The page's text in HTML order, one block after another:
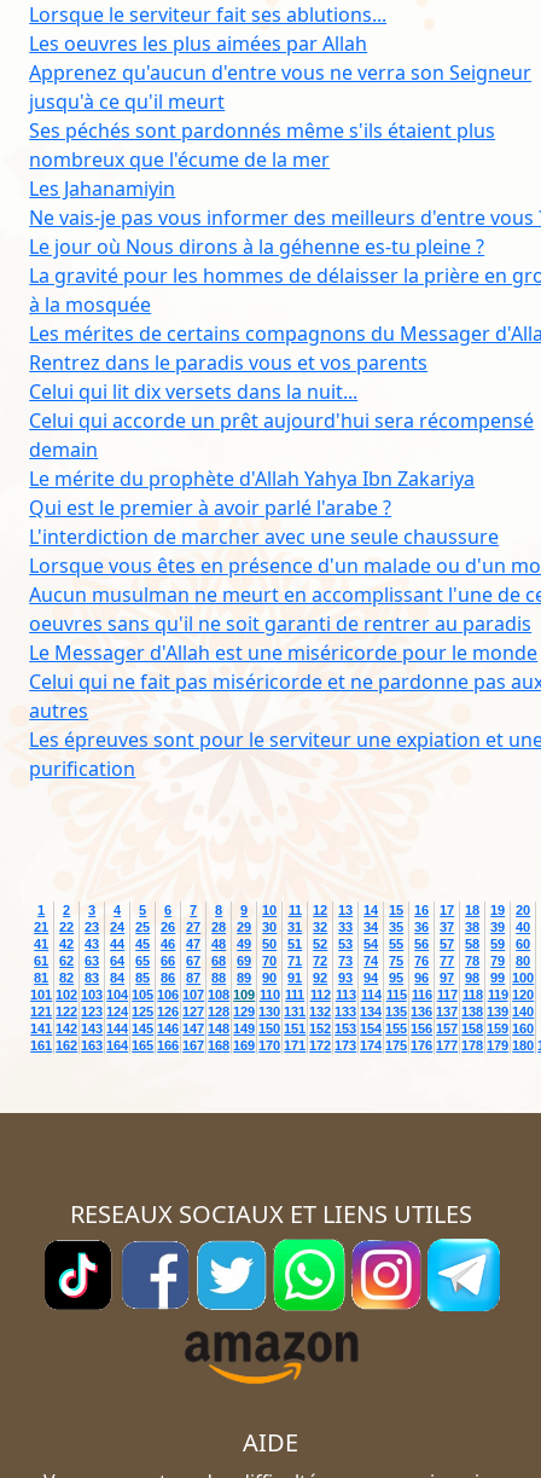
Lorsque le serviteur fait ses ablutions...
Les oeuvres les plus aimées par Allah
Apprenez qu'aucun d'entre vous ne verra son Seigneur
jusqu'à ce qu'il meurt
Ses péchés sont pardonnés même s'ils étaient plus
nombreux que l'écume de la mer
Les Jahanamiyin
Ne vais-je pas vous informer des meilleurs d'entre vous
Le jour où Nous dirons à la géhenne es-tu pleine ?
La gravité pour les hommes de délaisser la prière en
à la mosquée
Les mérites de certains compagnons du Messager
Rentrez dans le paradis vous et vos parents
Celui qui lit dix versets dans la nuit...
Celui qui accorde un prêt aujourd'hui sera récompensé
demain
Le mérite du prophète d'Allah Yahya Ibn Zakariya
Qui est le premier à avoir parlé l'arabe ?
L'interdiction de marcher avec une seule chaussure
Lorsque vous êtes en présence d'un malade ou d'un
Aucun musulman ne meurt en accomplissant l'une de
oeuvres sans qu'il ne soit garanti de rentrer au paradis
Le Messager d'Allah est une miséricorde pour le monde
Celui qui ne fait pas miséricorde et ne pardonne pas
autres
Les épreuves sont pour le serviteur une expiation et
purification
1 2 3 4 5 6 7 8 9 10 11 12 13 14 15 16 17 18 19
20
21
22 23 24 25 26 27 28 29 30 31 32 33 34 35 36 37 38 39
40
41
42 43 44 45 46 47 48 49 50 51 52 53 54 55 56 57 58 59
60
61
62 63 64 65 66 67 68 69 70 71 72 73 74 75 76 77 78 79
80
81
82 83 84 85 86 87 88 89 90 91 92 93 94 95 96 97 98 99 100
101 102 103 104 105 106 107 108 109 110 111 112 113 114 115 116 117 118 119 120
121 122 123 124 125 126 127 128 129 130 131 132 133 134 135 136 137 138 139 140
141 142 143 144 145 146 147 148 149 150 151 152 153 154 155 156 157 158 159 160
161 162 163 164 165 166 167 168 169 170 171 172 173 174 175 176 177 178 179 180
RESEAUX SOCIAUX ET LIENS UTILES
AIDE